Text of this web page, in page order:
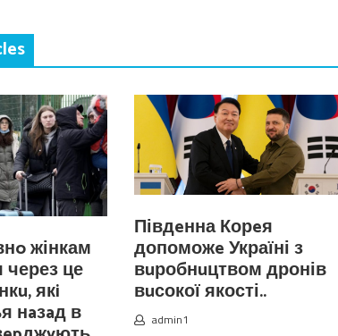
жінкам
це
якi
нaзaд в
Півдeнна Корeя
допоможe Україні з
вuробнuцтвом дронів
вuсокої якості..
admin1